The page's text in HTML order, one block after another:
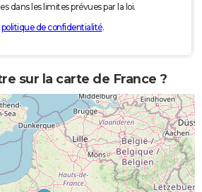
dans les limites prévues par la loi.
politique de confidentialité.
sur la carte de France ?